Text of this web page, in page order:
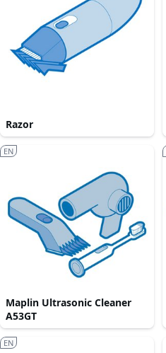
Razor
Maplin Ultrasonic Cleaner
A53GT
EN
EN